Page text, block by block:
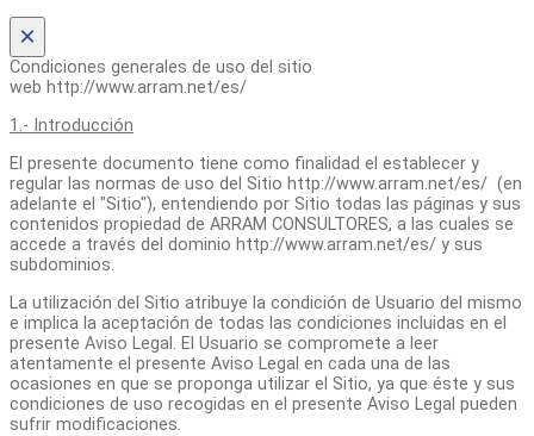
×
Condiciones generales de uso del sitio
web http://www.arram.net/es/
1.- Introducción
El presente documento tiene como finalidad el establecer y
regular las normas de uso del Sitio http://www.arram.net/es/ (en
adelante el "Sitio"), entendiendo por Sitio todas las páginas y sus
contenidos propiedad de ARRAM CONSULTORES, a las cuales se
accede a través del dominio http://www.arram.net/es/ y sus
subdominios.
La utilización del Sitio atribuye la condición de Usuario del mismo
e implica la aceptación de todas las condiciones incluidas en el
presente Aviso Legal. El Usuario se compromete a leer
atentamente el presente Aviso Legal en cada una de las
ocasiones en que se proponga utilizar el Sitio, ya que éste y sus
condiciones de uso recogidas en el presente Aviso Legal pueden
sufrir modificaciones.